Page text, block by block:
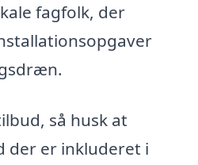
fagfolk, der
så husk at
der er inkluderet i